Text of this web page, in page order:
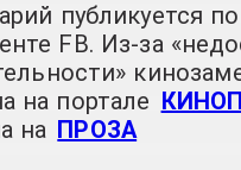
публикуется
FB. Из-за
на портале
на ПРОЗА